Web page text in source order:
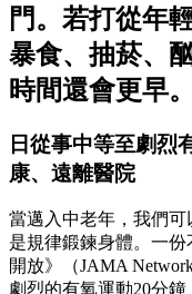
門。若打從年
暴食、抽菸、
時間還會更早。
日從事中等至劇烈
康、遠離醫院
當邁入中老年，我們
是規律鍛鍊身體。一
開放》（JAMA
劇烈的有氧運動20分